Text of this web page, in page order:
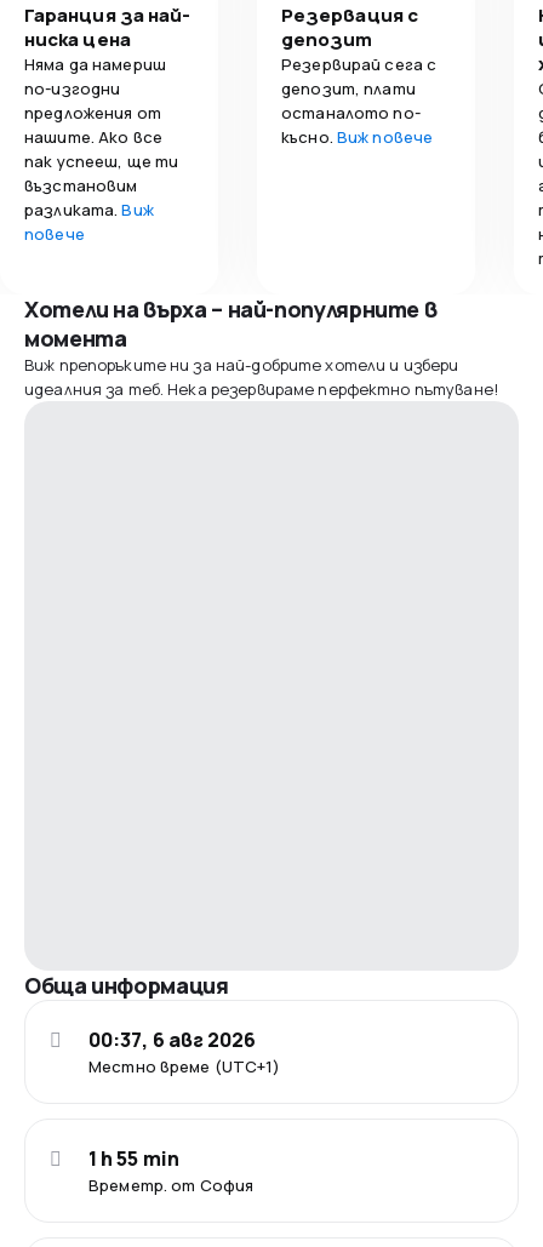
Гаранция за най-
ниска цена
Няма да намериш
по-изгодни
предложения от
нашите. Ако все
пак успееш, ще ти
възстановим
разликата.Виж
повече
Резервация с
депозит
Резервирай сега с
депозит, плати
останалото по-
късно. Виж повече
Хотели на върха – най-популярните в
момента
Виж препоръките ни за най-добрите хотели и избери
идеалния за теб. Нека резервираме перфектно пътуване!
Обща информация
Местно време (UTC+1)
00:37, 6 авг 2026
Времетр. от София
1 h 55 min